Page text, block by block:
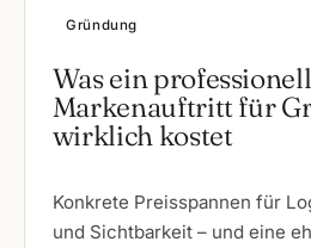
Gründung
Was ein
Markenauftritt für
wirklich kostet
Konkrete Preisspannen für
und Sichtbarkeit – und eine